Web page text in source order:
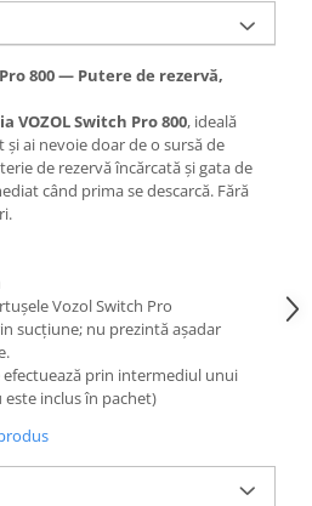
800 — Putere de rezervă,
VOZOL Switch Pro 800, ideală
ai nevoie doar de o sursă de
de rezervă încărcată și gata de
când prima se descarcă. Fără
Vozol Switch Pro
sucțiune; nu prezintă așadar
efectuează prin intermediul unui
este inclus în pachet)